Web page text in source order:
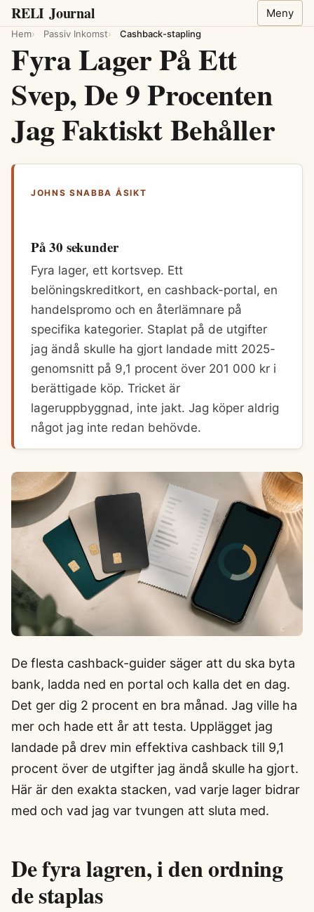
RELI Journal Meny
Hem Passiv Inkomst Cashback-stapling
Fyra Lager På Ett
Svep, De 9 Procenten
Jag Faktiskt Behåller
JOHNS SNABBA ÅSIKT
På 30 sekunder
Fyra lager, ett kortsvep. Ett
belöningskreditkort, en cashback-portal, en
handelspromo och en återlämnare på
specifika kategorier. Staplat på de utgifter
jag ändå skulle ha gjort landade mitt 2025-
genomsnitt på 9,1 procent över 201 000 kr i
berättigade köp. Tricket är
lageruppbyggnad, inte jakt. Jag köper aldrig
något jag inte redan behövde.
De flesta cashback-guider säger att du ska byta
bank, ladda ned en portal och kalla det en dag.
Det ger dig 2 procent en bra månad. Jag ville ha
mer och hade ett år att testa. Upplägget jag
landade på drev min effektiva cashback till 9,1
procent över de utgifter jag ändå skulle ha gjort.
Här är den exakta stacken, vad varje lager bidrar
med och vad jag var tvungen att sluta med.
De fyra lagren, i den ordning
de staplas